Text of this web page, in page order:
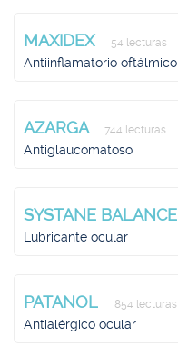
MAXIDEX 54 lecturas
Antiinflamatorio oftálmico
AZARGA 744 lecturas
Antiglaucomatoso
SYSTANE BALANCE
Lubricante ocular
PATANOL 854 lecturas
Antialérgico ocular